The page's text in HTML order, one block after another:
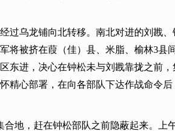
过乌龙铺向北转移。南北对进的刘戡
将被挤在葭（佳）县、米脂、榆林3
东进，决心在钟松未与刘戡靠拢之前
精心部署，在向各部队下达作战命令
地，赶在钟松部队之前隐蔽起来。